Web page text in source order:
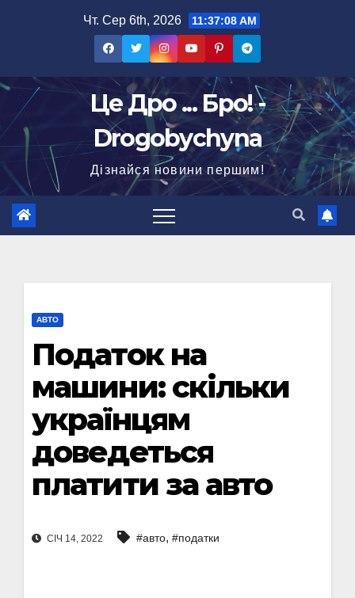
Чт. Сер 6th, 2026 11:37:09 AM
Це Дро ... Бро! -
Drogobychyna
Дізнайся новини першим!
АВТО
Податок на
машини: скільки
українцям
доведеться
платити за авто
СІЧ 14, 2022 #авто, #податки